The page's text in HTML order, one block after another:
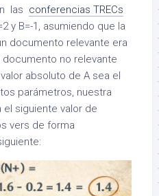
las conferencias TRECs
y B=-1, asumiendo que la
documento relevante era
documento no relevante
absoluto de A sea el
parámetros, nuestra
siguiente valor de
vers de forma